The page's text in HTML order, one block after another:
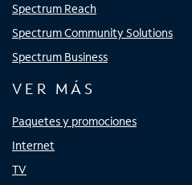
Spectrum Reach
Spectrum Community Solutions
Spectrum Business
VER MÁS
Paquetes y promociones
Internet
TV